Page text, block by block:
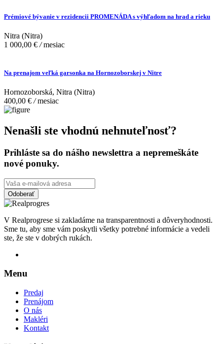
Prémiové bývanie v rezidencii PROMENÁDA s výhľadom na hrad a rieku
Nitra (Nitra)
1 000,00 € /mesiac
Na prenajom veľká garsonka na Hornozoborskej v Nitre
Hornozoborská, Nitra (Nitra)
400,00 € /mesiac
Nenašli ste vhodnú nehnuteľnosť?
Prihláste sa do nášho newslettra a nepremeškáte
nové ponuky.
Odoberať
V Realprogrese si zakladáme na transparentnosti a dôveryhodnosti.
Sme tu, aby sme vám poskytli všetky potrebné informácie a vedeli
ste, že ste v dobrých rukách.
Menu
Predaj
Prenájom
O nás
Makléri
Kontakt